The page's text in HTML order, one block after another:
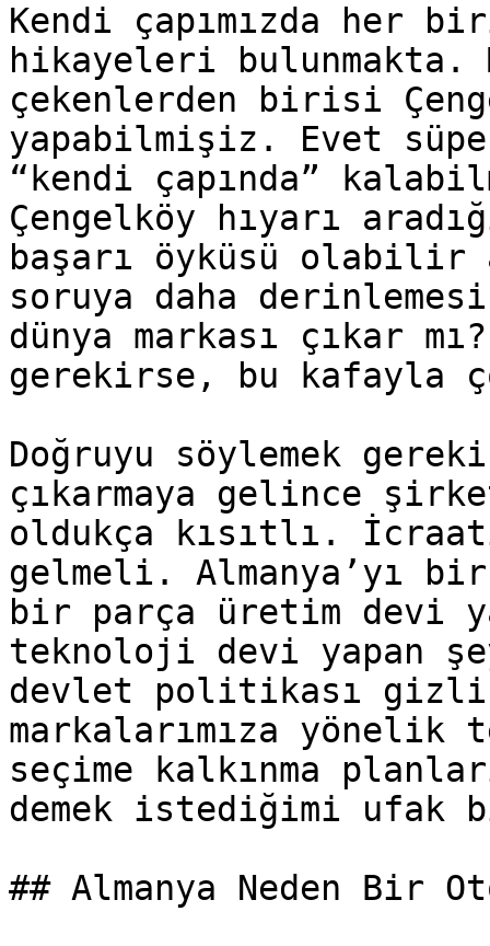
Kendi çapımızda her
hikayeleri
çekenlerden birisi
yapabilmişiz. Evet
“kendi çapında”
Çengelköy hıyarı
başarı öyküsü olabilir
soruya daha
dünya markası çıkar
gerekirse, bu kafayla
Doğruyu söylemek
çıkarmaya gelince
oldukça kısıtlı.
gelmeli. Almanya’yı
bir parça üretim devi
teknoloji devi yapan
devlet politikası gizli.
markalarımıza yönelik
seçime kalkınma
demek istediğimi ufak
## Almanya Neden Bir